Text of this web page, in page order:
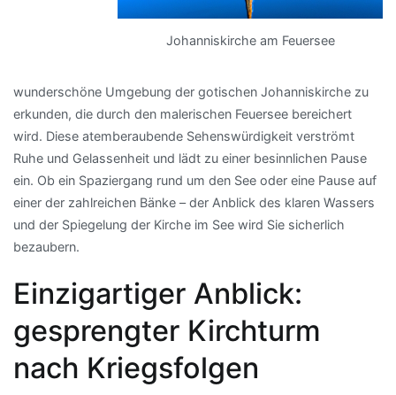
Johanniskirche am Feuersee
wunderschöne Umgebung der gotischen Johanniskirche zu
erkunden, die durch den malerischen Feuersee bereichert
wird. Diese atemberaubende Sehenswürdigkeit verströmt
Ruhe und Gelassenheit und lädt zu einer besinnlichen Pause
ein. Ob ein Spaziergang rund um den See oder eine Pause auf
einer der zahlreichen Bänke – der Anblick des klaren Wassers
und der Spiegelung der Kirche im See wird Sie sicherlich
bezaubern.
Einzigartiger Anblick:
gesprengter Kirchturm
nach Kriegsfolgen